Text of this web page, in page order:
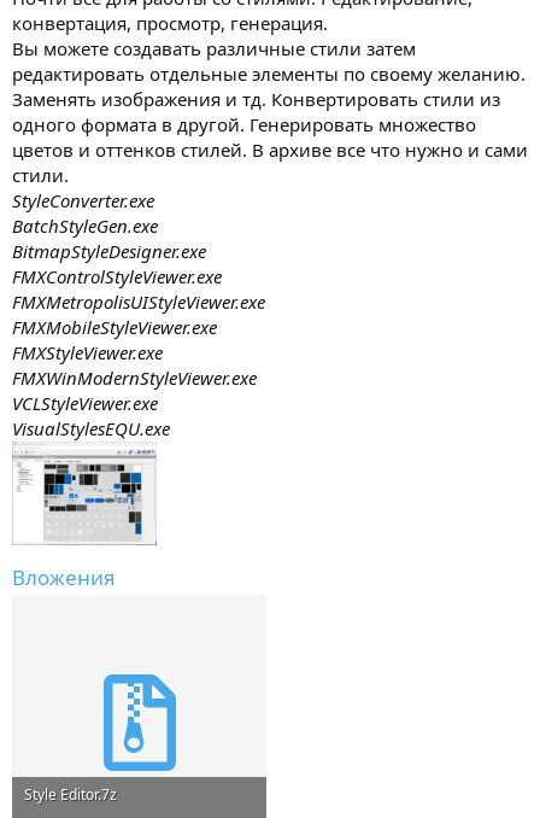
конвертация, просмотр, генерация.
Вы можете создавать различные стили затем
редактировать отдельные элементы по своему желанию.
Заменять изображения и тд. Конвертировать стили из
одного формата в другой. Генерировать множество
цветов и оттенков стилей. В архиве все что нужно и сами
стили.
StyleConverter.exe
BatchStyleGen.exe
BitmapStyleDesigner.exe
FMXControlStyleViewer.exe
FMXMetropolisUIStyleViewer.exe
FMXMobileStyleViewer.exe
FMXStyleViewer.exe
FMXWinModernStyleViewer.exe
VCLStyleViewer.exe
VisualStylesEQU.exe
Вложения
Style Editor.7z